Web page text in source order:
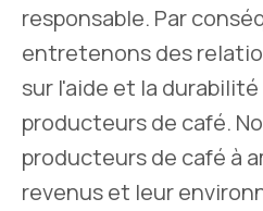
responsable. Par
entretenons des
sur l'aide et la
producteurs de café.
producteurs de café à
revenus et leur